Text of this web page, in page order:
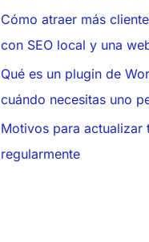
Cómo atraer más
con SEO local y una
Qué es un plugin de
cuándo necesitas uno
Motivos para actualizar
regularmente